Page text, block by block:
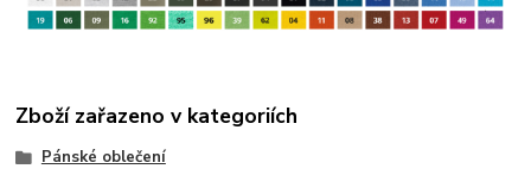
Zboží zařazeno v kategoriích
Pánské oblečení